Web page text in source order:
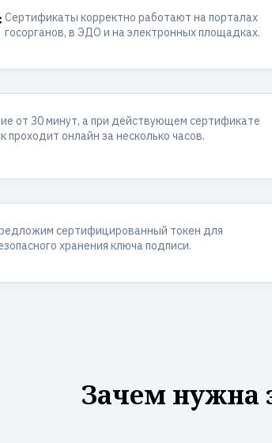
Сертификаты корректно работают на порталах
госорганов, в ЭДО и на электронных площадках.
от 30 минут, а при действующем сертификате
проходит онлайн за несколько часов.
сертифицированный токен для
хранения ключа подписи.
Зачем нужна